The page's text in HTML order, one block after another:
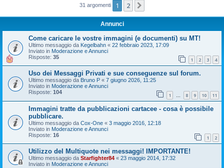
31 argomenti 1 2
Annunci
Come caricare le vostre immagini (e documenti) su MT!
Ultimo messaggio da Kegelbahn « 22 febbraio 2023, 17:09
Inviato in Moderazione e Annunci
Risposte: 35 1 2 3 4
Uso dei Messaggi Privati e sue conseguenze sul forum.
Ultimo messaggio da Bruno P « 7 giugno 2026, 11:25
Inviato in Moderazione e Annunci
Risposte: 104 1 … 8 9 10 11
Immagini tratte da pubblicazioni cartacee - cosa è possibile
pubblicare.
Ultimo messaggio da Cox-One « 3 maggio 2016, 12:18
Inviato in Moderazione e Annunci
Risposte: 16 1 2
Utilizzo del Multiquote nei messaggi! IMPORTANTE!
Ultimo messaggio da Starfighter84 « 23 maggio 2014, 17:32
Inviato in Moderazione e Annunci